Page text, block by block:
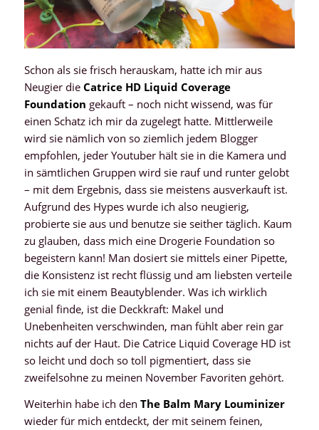
Schon als sie frisch herauskam, hatte ich mir aus
Neugier die Catrice HD Liquid Coverage
Foundation gekauft – noch nicht wissend, was für
einen Schatz ich mir da zugelegt hatte. Mittlerweile
wird sie nämlich von so ziemlich jedem Blogger
empfohlen, jeder Youtuber hält sie in die Kamera und
in sämtlichen Gruppen wird sie rauf und runter gelobt
– mit dem Ergebnis, dass sie meistens ausverkauft ist.
Aufgrund des Hypes wurde ich also neugierig,
probierte sie aus und benutze sie seither täglich. Kaum
zu glauben, dass mich eine Drogerie Foundation so
begeistern kann! Man dosiert sie mittels einer Pipette,
die Konsistenz ist recht flüssig und am liebsten verteile
ich sie mit einem Beautyblender. Was ich wirklich
genial finde, ist die Deckkraft: Makel und
Unebenheiten verschwinden, man fühlt aber rein gar
nichts auf der Haut. Die Catrice Liquid Coverage HD ist
so leicht und doch so toll pigmentiert, dass sie
zweifelsohne zu meinen November Favoriten gehört.
Weiterhin habe ich den The Balm Mary Louminizer
wieder für mich entdeckt, der mit seinem feinen,